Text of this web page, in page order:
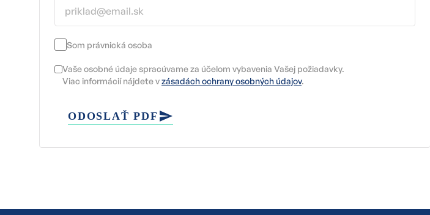
Som právnická osoba
Vaše osobné údaje spracúvame za účelom vybavenia Vašej požiadavky.
Viac informácií nájdete vzásadách ochrany osobných údajov.
ODOSLAŤ PDF